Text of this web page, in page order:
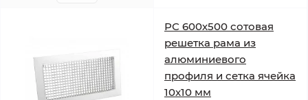
РС 600х500 сотовая
решетка рама из
алюминиевого
профиля и сетка ячейка
10x10 мм